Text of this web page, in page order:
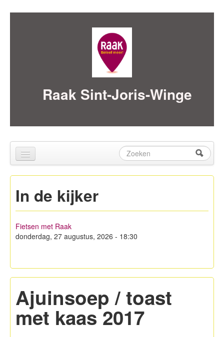
Raak Sint-Joris-Winge
Zoekveld
Zoeken
Home
over ons
Activiteiten
Hagelandse Kerstmarkt
Lid worden!
Privacy
In de kijker
Fietsen met Raak
donderdag, 27 augustus, 2026 - 18:30
Ajuinsoep / toast
met kaas 2017